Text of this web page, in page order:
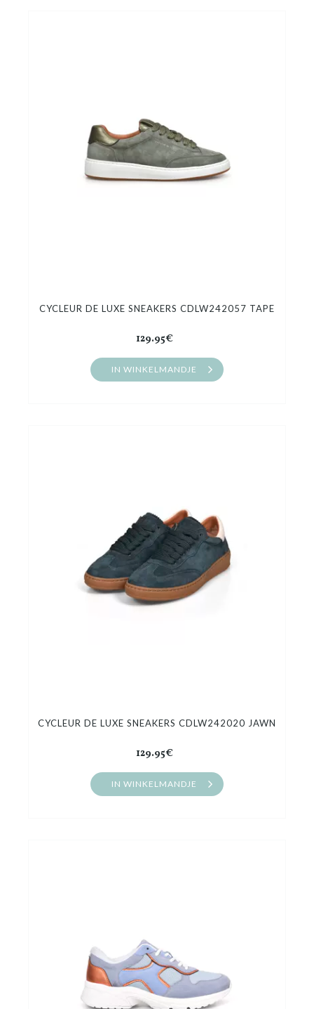
CYCLEUR DE LUXE SNEAKERS CDLW242057 TAPE
129.95€
IN WINKELMANDJE
CYCLEUR DE LUXE SNEAKERS CDLW242020 JAWN
129.95€
IN WINKELMANDJE